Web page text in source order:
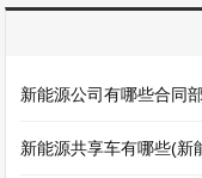
新能源公司有哪些合同
新能源共享车有哪些(新